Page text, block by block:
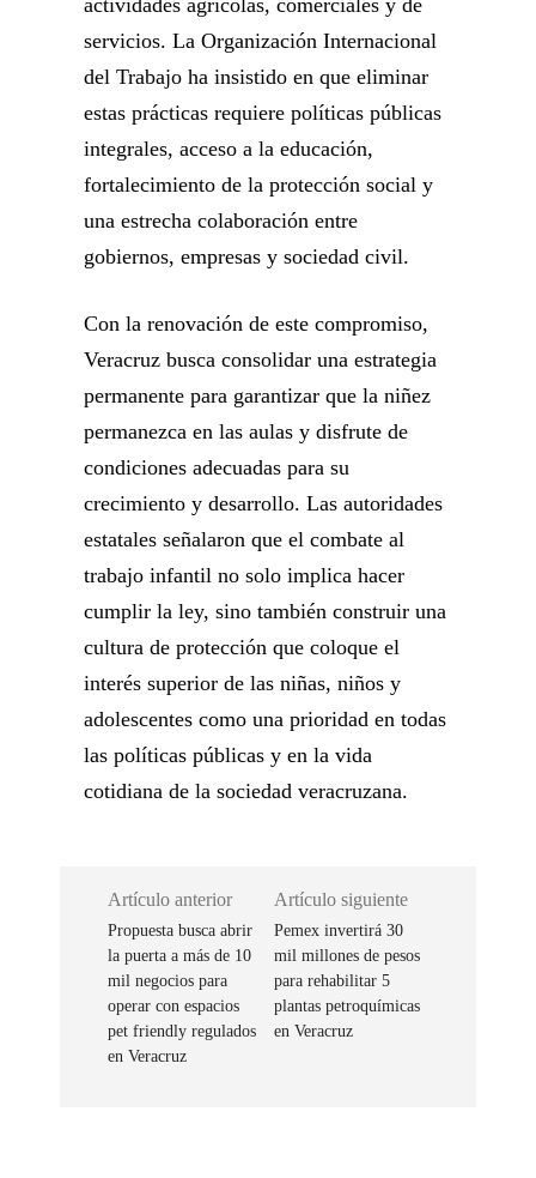
servicios. La Organización Internacional
del Trabajo ha insistido en que eliminar
estas prácticas requiere políticas públicas
integrales, acceso a la educación,
fortalecimiento de la protección social y
una estrecha colaboración entre
gobiernos, empresas y sociedad civil.
Con la renovación de este compromiso,
Veracruz busca consolidar una estrategia
permanente para garantizar que la niñez
permanezca en las aulas y disfrute de
condiciones adecuadas para su
crecimiento y desarrollo. Las autoridades
estatales señalaron que el combate al
trabajo infantil no solo implica hacer
cumplir la ley, sino también construir una
cultura de protección que coloque el
interés superior de las niñas, niños y
adolescentes como una prioridad en todas
las políticas públicas y en la vida
cotidiana de la sociedad veracruzana.
Artículo anterior
Propuesta busca abrir
la puerta a más de 10
mil negocios para
operar con espacios
pet friendly regulados
en Veracruz
Artículo siguiente
Pemex invertirá 30
mil millones de pesos
para rehabilitar 5
plantas petroquímicas
en Veracruz